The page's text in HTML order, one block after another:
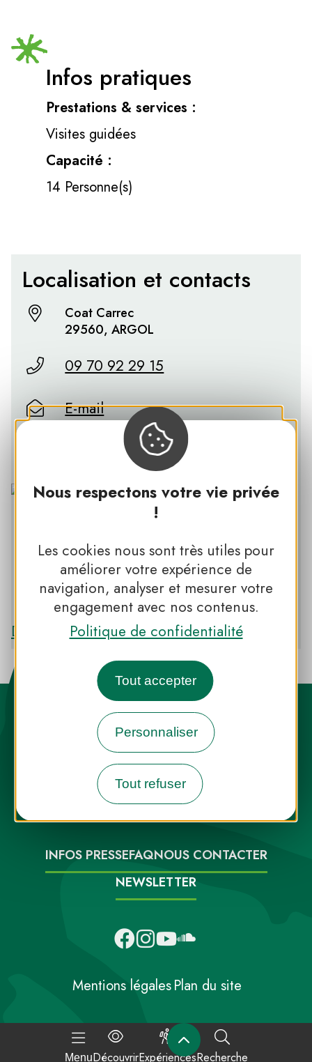
Nous respectons votre vie privée
!
Les cookies nous sont très utiles pour
améliorer votre expérience de
navigation, analyser et mesurer votre
engagement avec nos contenus.
Politique de confidentialité
Tout accepter
Personnaliser
Tout refuser
MenuDécouvrirExpériencesRecherche
Infos pratiques
Prestations & services :
Visites guidées
Capacité :
14 Personne(s)
Localisation et contacts
Coat Carrec
29560, ARGOL
09 70 92 29 15
E-mail
www.lahaltedecoatcarrec.fr
PNR D’ARMORIQUE
Découvrir le PNR D’ARMORIQUE
Destination Parcs, de l’inspiration en
toute saison
INFOS PRESSEFAQNOUS CONTACTER
NEWSLETTER
Mentions légalesPlan du site